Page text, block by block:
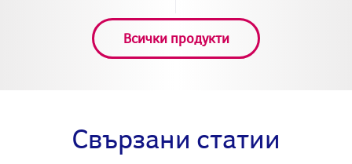
Всички продукти
Свързани статии